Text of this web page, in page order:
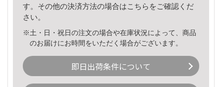
す。その他の決済方法の場合はこちら をご確認くだ
さい。
※土・日・祝日の注文の場合や在庫状況によって、商品
のお届けにお時間をいただく場合がございます。
即日出荷条件について